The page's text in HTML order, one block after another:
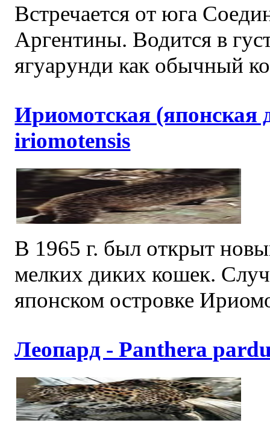
Встречается от юга
Аргентины. Водится в
ягуарунди как обычный
Ириомотская (японская
iriomotensis
В 1965 г. был открыт
мелких диких кошек.
японском островке
Леопард - Panthera